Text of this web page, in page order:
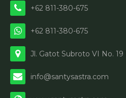
+62 811-380-675
+62 811-380-675
Jl. Gatot Subroto VI No. 19
info@santysastra.com